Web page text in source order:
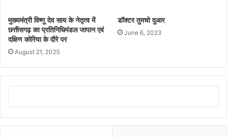
मुख्यमंत्री विष्णु देव साय के नेतृत्व में
छत्तीसगढ़ का प्रतिनिधिमंडल जापान एवं
दक्षिण कोरिया के दौरे पर
August 21, 2025
डॉक्टर तुमचो दुआर
June 6, 2023